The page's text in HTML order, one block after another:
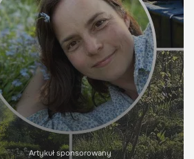
Artykuł sponsorowany